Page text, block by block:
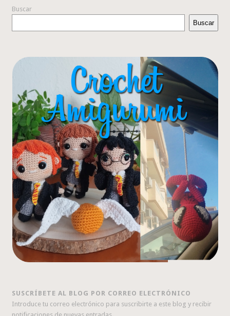
Buscar
Buscar
SUSCRÍBETE AL BLOG POR CORREO ELECTRÓNICO
Introduce tu correo electrónico para suscribirte a este blog y recibir